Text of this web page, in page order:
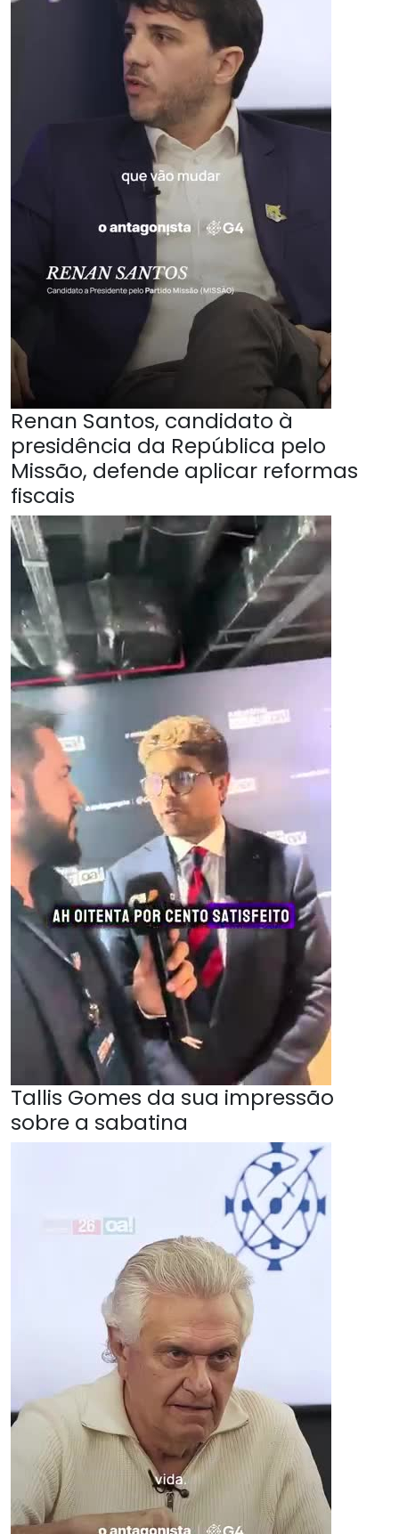
Renan Santos, candidato à
presidência da República pelo
Missão, defende aplicar reformas
fiscais
Tallis Gomes da sua impressão
sobre a sabatina